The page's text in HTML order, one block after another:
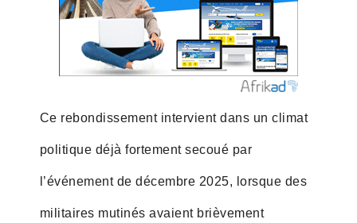
Ce rebondissement intervient dans un climat
politique déjà fortement secoué par
l’événement de décembre 2025, lorsque des
militaires mutinés avaient brièvement